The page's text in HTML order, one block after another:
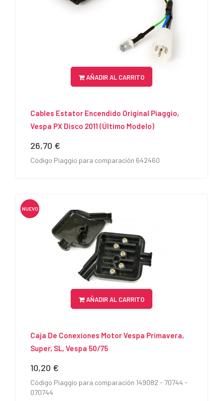
AÑADIR AL CARRITO
Cables Estator Encendido Original Piaggio,
Vespa PX Disco 2011 (último Modelo)
Precio
26,70 €
Código Piaggio para comparación 642460
NUEVO
AÑADIR AL CARRITO
Caja De Conexiones Motor Vespa Primavera,
Super, SL, Vespa 50/75
Precio
10,20 €
Código Piaggio para comparación 149082 - 70744 -
070744